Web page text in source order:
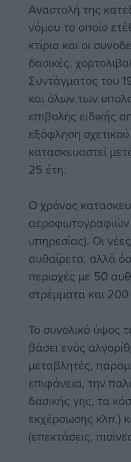
Aναστολή της
νόμου το οποίο
κτίρια και οι
δασικές,
Συντάγματος του
και όλων των
επιβολής ειδικής
εξόφληση
κατασκευαστεί
25 έτη.
Ο χρόνος
αεροφωτογραφιών
υπηρεσίας). Οι
αυθαίρετα, αλλά
περιοχές με 50
στρέμματα και
Το συνολικό ύψος
βάσει ενός
μεταβλητές,
επιφάνεια, την
δασικής γης, τα
εκχέρσωσης κλπ.)
(επεκτάσεις,